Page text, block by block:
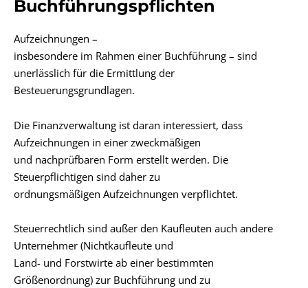
Buchführungspflichten
Aufzeichnungen –
insbesondere im Rahmen einer Buchführung – sind
unerlässlich für die Ermittlung der
Besteuerungsgrundlagen.
Die Finanzverwaltung ist daran interessiert, dass
Aufzeichnungen in einer zweckmäßigen
und nachprüfbaren Form erstellt werden. Die
Steuerpflichtigen sind daher zu
ordnungsmäßigen Aufzeichnungen verpflichtet.
Steuerrechtlich sind außer den Kaufleuten auch andere
Unternehmer (Nichtkaufleute und
Land- und Forstwirte ab einer bestimmten
Größenordnung) zur Buchführung und zu